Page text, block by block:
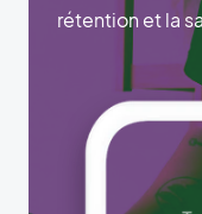
rétention et la